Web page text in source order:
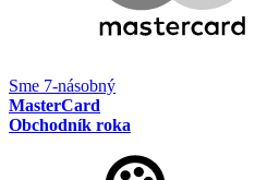
Sme 7-násobný
MasterCard
Obchodník roka